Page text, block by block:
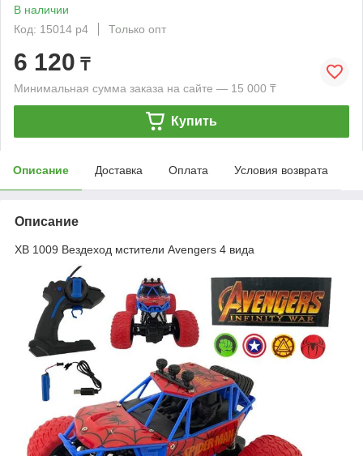
В наличии
Код: 15014 р4
Только опт
6 120 ₸
Минимальная сумма заказа на сайте — 15 000 ₸
Купить
Описание Доставка Оплата Условия возврата
Описание
XB 1009 Вездеход мстители Avengers 4 вида